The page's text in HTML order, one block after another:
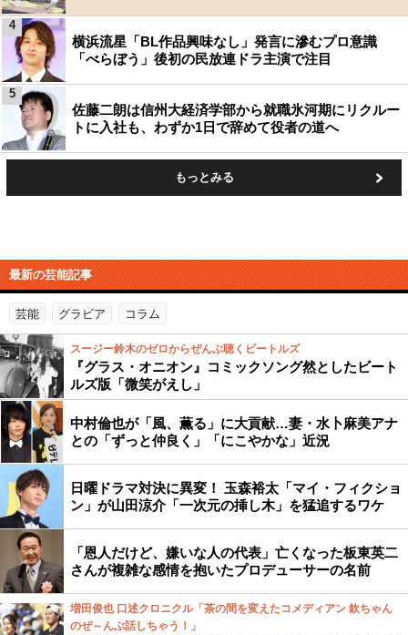
横浜流星「BL作品興味なし」発言に滲むプロ意識
「べらぼう」後初の民放連ドラ主演で注目
4
佐藤二朗は信州大経済学部から就職氷河期にリクルー
トに入社も、わずか1日で辞めて役者の道へ
5
もっとみる
最新の芸能記事
芸能 グラビア コラム
スージー鈴木のゼロからぜんぶ聴くビートルズ
『グラス・オニオン』コミックソング然としたビート
ルズ版「微笑がえし」
中村倫也が「風、薫る」に大貢献…妻・水卜麻美アナ
との「ずっと仲良く」「にこやかな」近況
日曜ドラマ対決に異変！ 玉森裕太「マイ・フィクショ
ン」が山田涼介「一次元の挿し木」を猛追するワケ
「恩人だけど、嫌いな人の代表」亡くなった板東英二
さんが複雑な感情を抱いたプロデューサーの名前
増田俊也 口述クロニクル「茶の間を変えたコメディアン 欽ちゃん
のぜ～んぶ話しちゃう！」